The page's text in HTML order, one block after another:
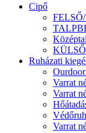
Cipő
Ruházati
Varrat
Varrat
Varrat